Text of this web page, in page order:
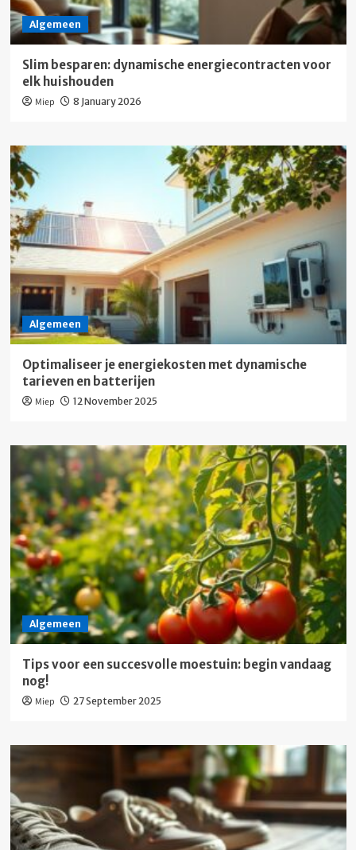
Algemeen
Slim besparen: dynamische energiecontracten voor
elk huishouden
Miep 8 January 2026
Algemeen
Optimaliseer je energiekosten met dynamische
tarieven en batterijen
Miep 12 November 2025
Algemeen
Tips voor een succesvolle moestuin: begin vandaag
nog!
Miep 27 September 2025